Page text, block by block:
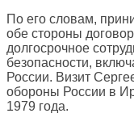
По его словам,
обе стороны
долгосрочное
безопасности,
России. Визит
обороны России в
1979 года.